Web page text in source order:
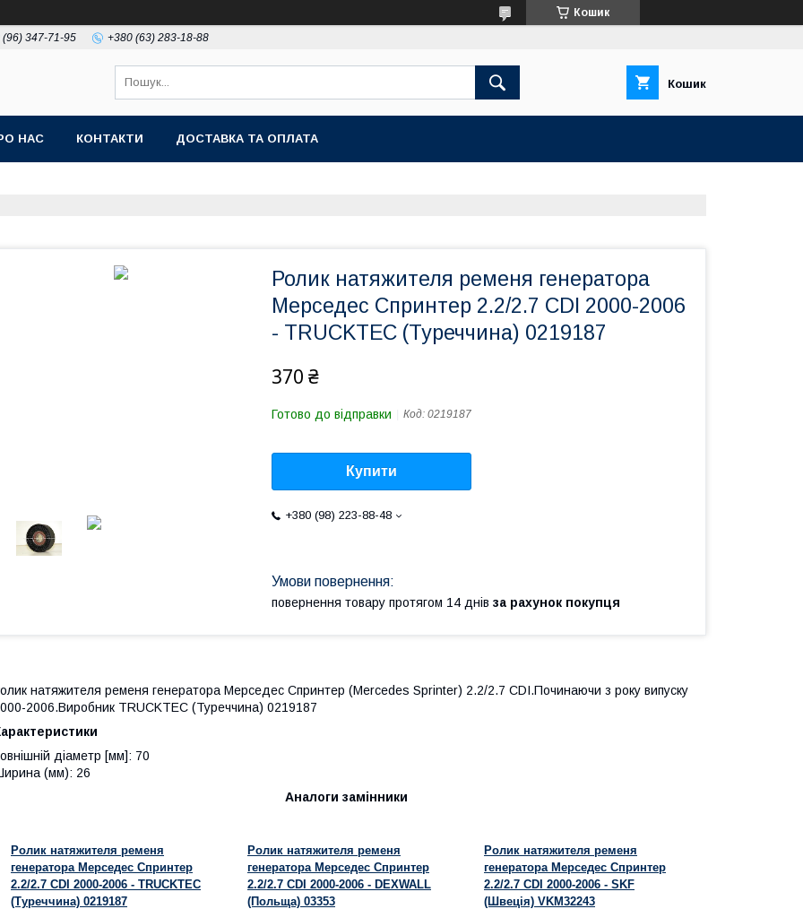
Кошик
(96) 347-71-95 +380 (63) 283-18-88
Кошик
НАС КОНТАКТИ ДОСТАВКА ТА ОПЛАТА
Ролик натяжителя ременя генератора
Мерседес Спринтер 2.2/2.7 CDI 2000-2006
- TRUCKTEC (Туреччина) 0219187
370 ₴
Готово до відправки Код: 0219187
Купити
+380 (98) 223-88-48
повернення товару протягом 14 днів за рахунок покупця
натяжителя ременя генератора Мерседес Спринтер (Mercedes Sprinter) 2.2/2.7 CDI.Починаючи з року випуску
2006.Виробник TRUCKTEC (Туреччина) 0219187
діаметр [мм]: 70
(мм): 26
Аналоги замінники
Ролик натяжителя ременя
генератора Мерседес Спринтер
2.2/2.7 CDI 2000-2006 - TRUCKTEC
(Туреччина) 0219187
Ролик натяжителя ременя
генератора Мерседес Спринтер
2.2/2.7 CDI 2000-2006 - DEXWALL
(Польща) 03353
Ролик натяжителя ременя
генератора Мерседес Спринтер
2.2/2.7 CDI 2000-2006 - SKF
(Швеція) VKM32243